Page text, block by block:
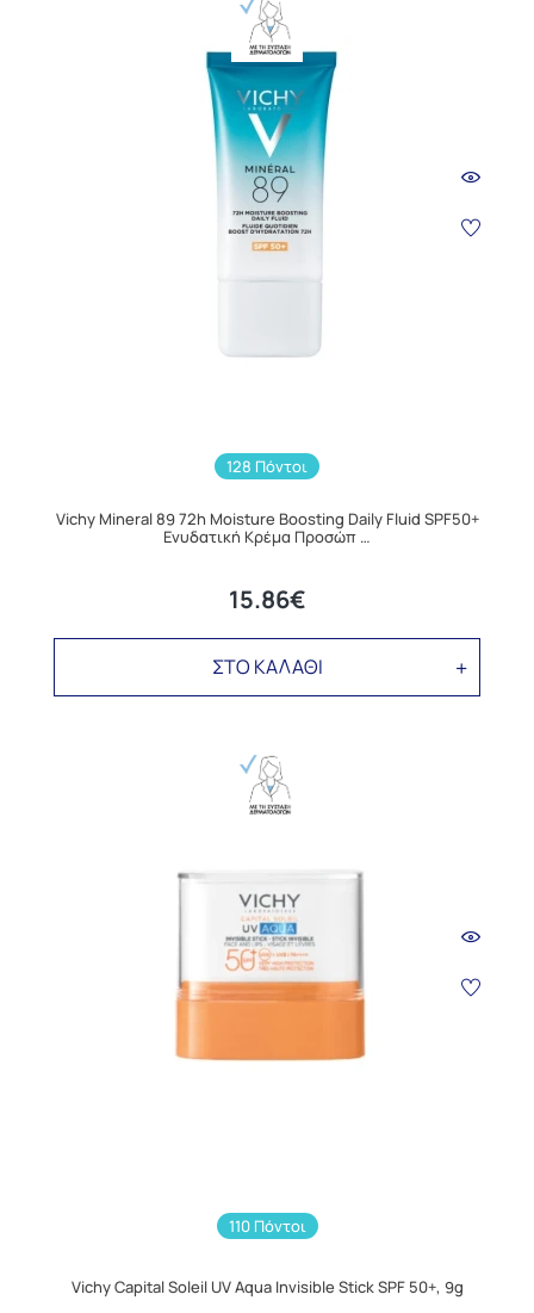
128 Πόντοι
Vichy Mineral 89 72h Moisture Boosting Daily Fluid SPF50+
Ενυδατική Κρέμα Προσώπ …
15.86€
ΣΤΟ ΚΑΛΑΘΙ
110 Πόντοι
Vichy Capital Soleil UV Aqua Invisible Stick SPF 50+, 9g